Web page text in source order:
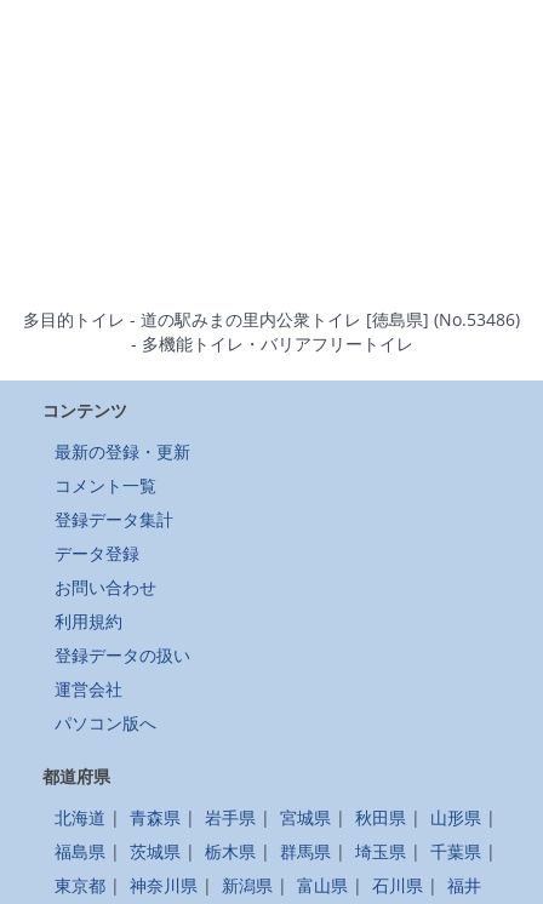
多目的トイレ - 道の駅みまの里内公衆トイレ [徳島県] (No.53486)
- 多機能トイレ・バリアフリートイレ
コンテンツ
最新の登録・更新
コメント一覧
登録データ集計
データ登録
お問い合わせ
利用規約
登録データの扱い
運営会社
パソコン版へ
都道府県
北海道 | 青森県 | 岩手県 | 宮城県 | 秋田県 | 山形県 |
福島県 | 茨城県 | 栃木県 | 群馬県 | 埼玉県 | 千葉県 |
東京都 | 神奈川県 | 新潟県 | 富山県 | 石川県 | 福井